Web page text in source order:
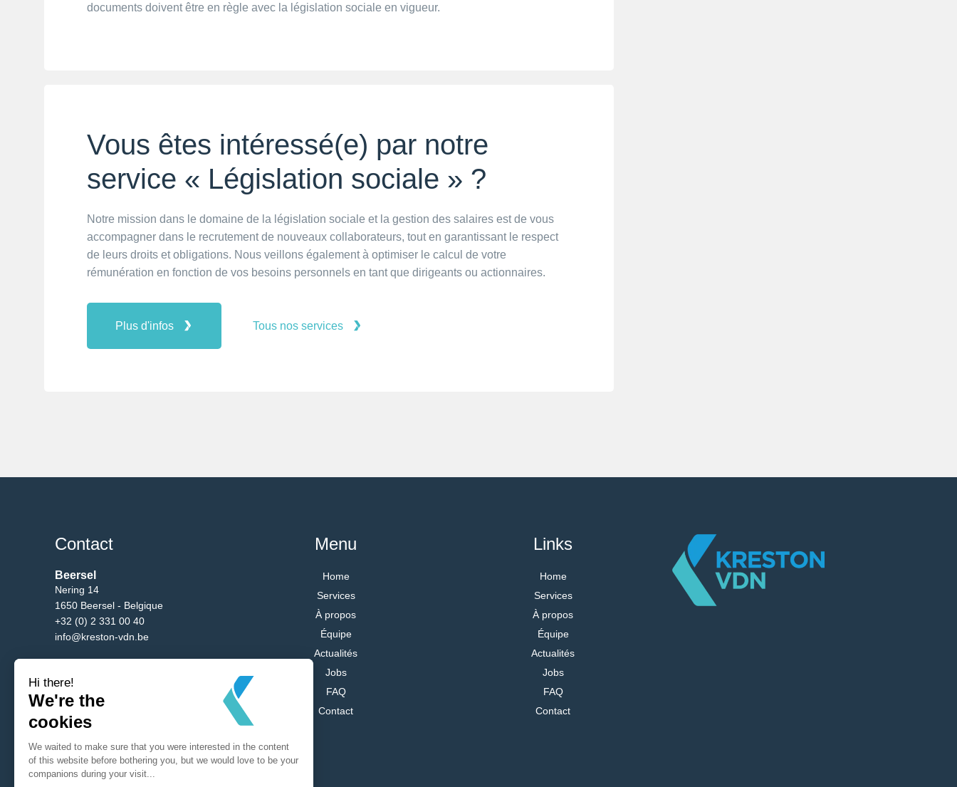
documents doivent être en règle avec la législation sociale en vigueur.
Vous êtes intéressé(e) par notre
service « Législation sociale » ?
Notre mission dans le domaine de la législation sociale et la gestion des salaires est de vous
accompagner dans le recrutement de nouveaux collaborateurs, tout en garantissant le respect
de leurs droits et obligations. Nous veillons également à optimiser le calcul de votre
rémunération en fonction de vos besoins personnels en tant que dirigeants ou actionnaires.
Plus d'infos Tous nos services
Contact
Beersel
Nering 14
1650 Beersel - Belgique
+32 (0) 2 331 00 40
info@kreston-vdn.be
Av. du Bgm. Etienne Demunter 5/10
1090 Bruxelles - Belgique
info@kreston-vdn.be
Antwerp
Mechelsesteenweg 288
Menu
Home
Services
À propos
Équipe
Actualités
Jobs
FAQ
Contact
Links
Home
Services
À propos
Équipe
Actualités
Jobs
FAQ
Contact